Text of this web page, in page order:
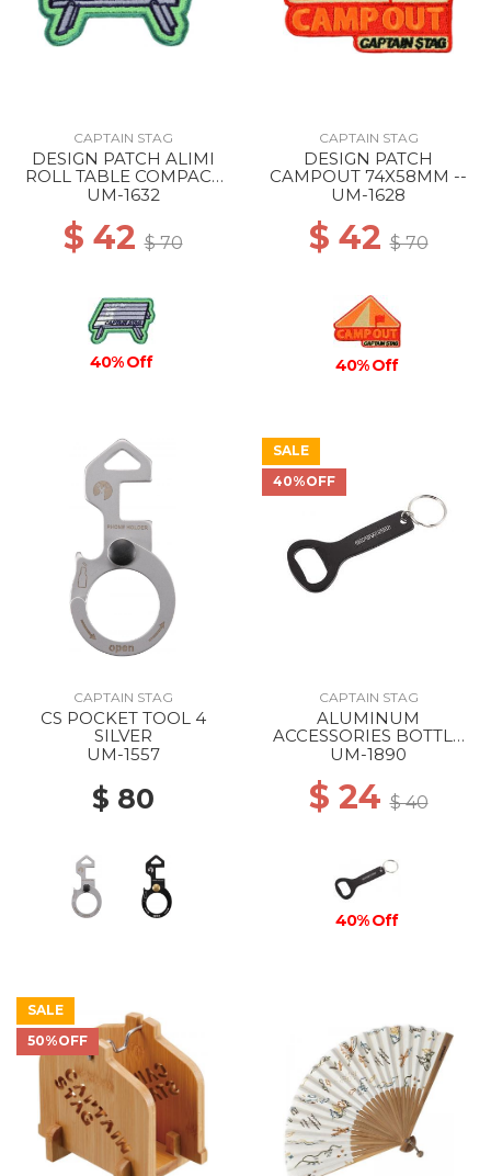
CAPTAIN STAG
DESIGN PATCH ALIMI
ROLL TABLE COMPACT
76X52MM --
UM-1632
$ 42$ 70
40% Off
CAPTAIN STAG
DESIGN PATCH
CAMPOUT 74X58MM --
UM-1628
$ 42$ 70
40% Off
CAPTAIN STAG
CS POCKET TOOL 4
SILVER
UM-1557
$ 80
SALE
40%OFF
CAPTAIN STAG
ALUMINUM
ACCESSORIES BOTTLE
OPENER STANDARD
UM-1890
$ 24$ 40
40% Off
SALE
50%OFF